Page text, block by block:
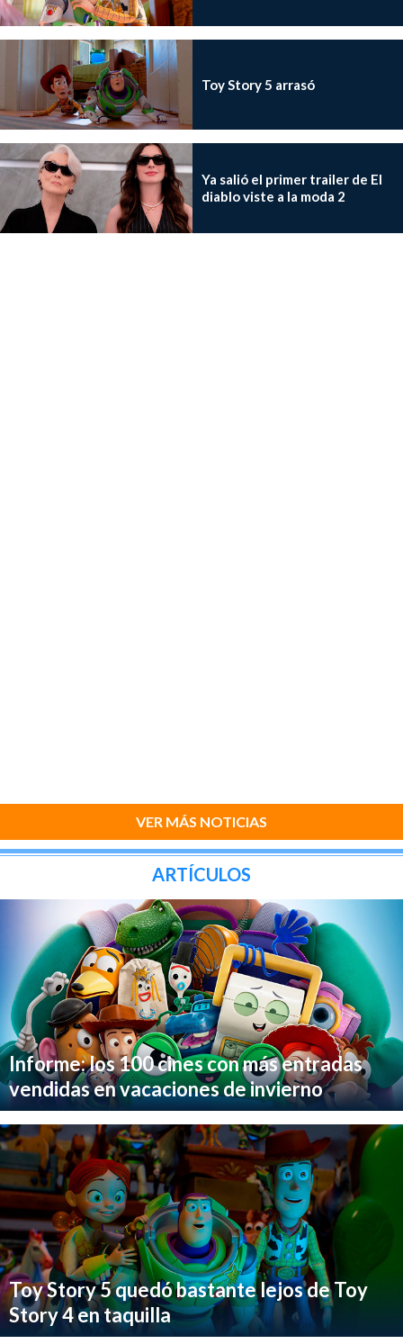
Toy Story 5 arrasó
Ya salió el primer trailer de El
diablo viste a la moda 2
VER MÁS NOTICIAS
ARTÍCULOS
Informe: los 100 cines con más entradas
vendidas en vacaciones de invierno
Toy Story 5 quedó bastante lejos de Toy
Story 4 en taquilla